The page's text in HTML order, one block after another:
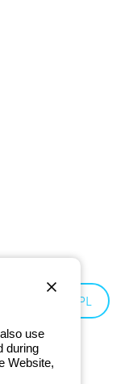
PL
use
during
Website,